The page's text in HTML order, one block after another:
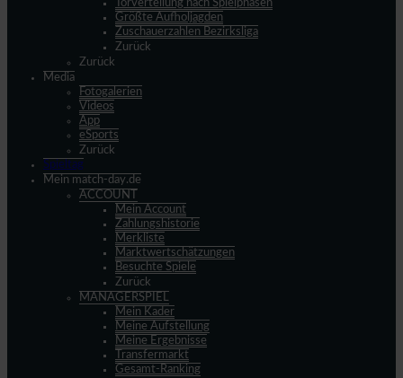
Torverteilung nach Spielphasen
Größte Aufholjagden
Zuschauerzahlen Bezirksliga
Zurück
Zurück
Media
Fotogalerien
Videos
App
eSports
Zurück
Spieltag
Mein match-day.de
ACCOUNT
Mein Account
Zahlungshistorie
Merkliste
Marktwertschätzungen
Besuchte Spiele
Zurück
MANAGERSPIEL
Mein Kader
Meine Aufstellung
Meine Ergebnisse
Transfermarkt
Gesamt-Ranking